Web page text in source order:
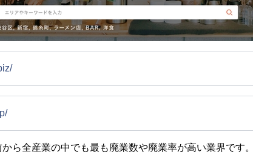
ら全産業の中でも最も廃業数や廃業率が高い業界です